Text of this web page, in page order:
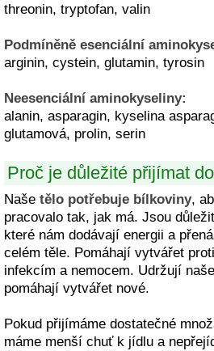
threonin, tryptofan, valin
Podmíněně esenciální
arginin, cystein, glutamin, tyrosin
Neesenciální aminokyseliny:
alanin, asparagin, kyselina
glutamová, prolin, serin
Proč je důležité přijímat
Naše tělo potřebuje bílkoviny,
pracovalo tak, jak má. Jsou
které nám dodávají energii a
celém těle. Pomáhají vytvářet
infekcím a nemocem. Udržují
pomáhají vytvářet nové.
Pokud přijímáme dostatečné
máme menší chuť k jídlu a